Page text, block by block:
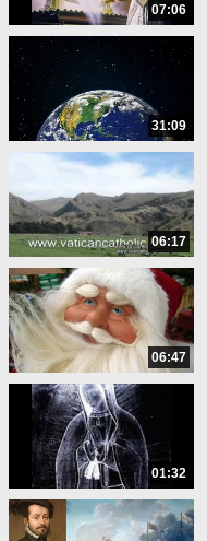
07:06
31:09
06:17
06:47
01:32